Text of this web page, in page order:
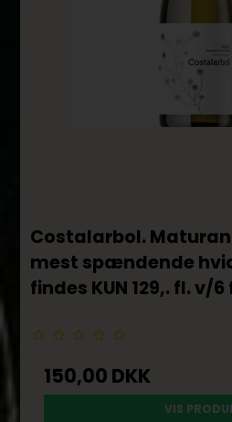
Costalarbol.
mest spændende
findes KUN 129,. fl. v/6
150,00 DKK
VIS